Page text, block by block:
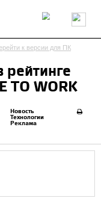
Пресса
Архитекторы
Выставка
к версии для ПК
рейтинге
TO WORK
Новость
Технологии
Реклама